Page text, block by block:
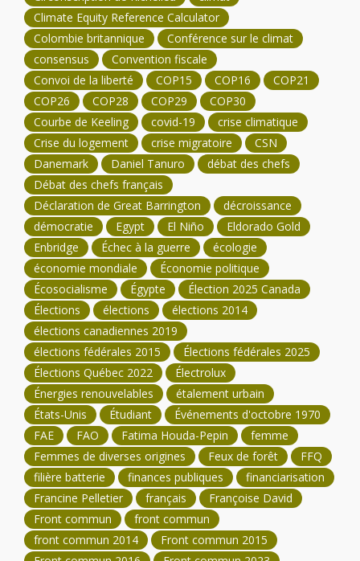
Climate Equity Reference Calculator
Colombie britannique
Conférence sur le climat
consensus
Convention fiscale
Convoi de la liberté
COP15 COP16
COP21
COP26
COP28 COP29
COP30
Courbe de Keeling
covid-19
crise climatique
Crise du logement
crise migratoire
CSN
Danemark
Daniel Tanuro
débat des chefs
Débat des chefs français
Déclaration de Great Barrington
décroissance
démocratie
Egypt El Niño
Eldorado Gold
Enbridge
Échec à la guerre
écologie
économie mondiale
Économie politique
Écosocialisme
Égypte
Élection 2025 Canada
Élections
élections
élections 2014
élections canadiennes 2019
élections fédérales 2015
Élections fédérales 2025
Élections Québec 2022
Électrolux
Énergies renouvelables
étalement urbain
États-Unis
Étudiant
Événements d'octobre 1970
FAE
FAO Fatima Houda-Pepin
femme
Femmes de diverses origines
Feux de forêt
FFQ
filière batterie
finances publiques
financiarisation
Francine Pelletier
français
Françoise David
Front commun
front commun
front commun 2014
Front commun 2015